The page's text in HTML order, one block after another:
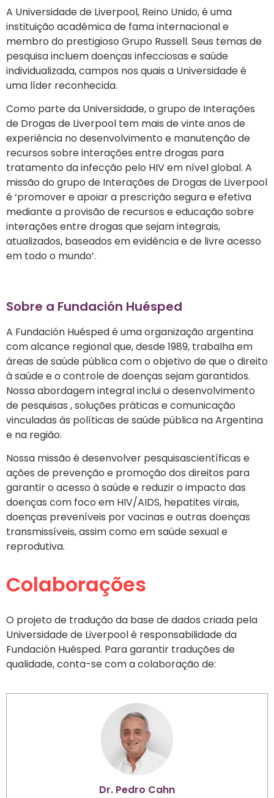
A Universidade de Liverpool, Reino Unido, é uma
instituição acadêmica de fama internacional e
membro do prestigioso Grupo Russell. Seus temas de
pesquisa incluem doenças infecciosas e saúde
individualizada, campos nos quais a Universidade é
uma líder reconhecida.
Como parte da Universidade, o grupo de Interações
de Drogas de Liverpool tem mais de vinte anos de
experiência no desenvolvimento e manutenção de
recursos sobre interações entre drogas para
tratamento da infecção pelo HIV em nível global. A
missão do grupo de Interações de Drogas de Liverpool
é ‘promover e apoiar a prescrição segura e efetiva
mediante a provisão de recursos e educação sobre
interações entre drogas que sejam integrais,
atualizados, baseados em evidência e de livre acesso
em todo o mundo’.
Sobre a Fundación Huésped
A Fundación Huésped é uma organização argentina
com alcance regional que, desde 1989, trabalha em
áreas de saúde pública com o objetivo de que o direito
à saúde e o controle de doenças sejam garantidos.
Nossa abordagem integral inclui o desenvolvimento
de pesquisas , soluções práticas e comunicação
vinculadas às políticas de saúde pública na Argentina
e na região.
Nossa missão é desenvolver pesquisascientíficas e
ações de prevenção e promoção dos direitos para
garantir o acesso à saúde e reduzir o impacto das
doenças com foco em HIV/AIDS, hepatites virais,
doenças preveníveis por vacinas e outras doenças
transmissíveis, assim como em saúde sexual e
reprodutiva.
Colaborações
O projeto de tradução da base de dados criada pela
Universidade de Liverpool é responsabilidade da
Fundación Huésped. Para garantir traduções de
qualidade, conta-se com a colaboração de:
Dr. Pedro Cahn